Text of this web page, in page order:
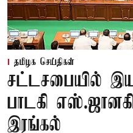
தமிழக செய்திகள்
சட்டசபையில்
பாடகி
இரங்கல்